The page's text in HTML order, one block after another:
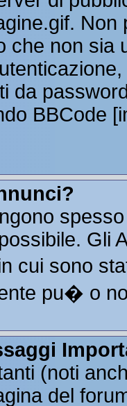
che non sia
da
BBCode
Gli
cui sono
pu� o
(noti
del